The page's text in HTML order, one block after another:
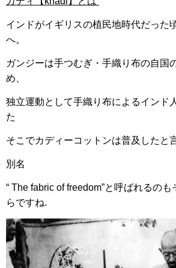
インドがイギリスの植民地時代だった
へ。
ガンジーは手つむぎ・手織り布の自国
め、
独立運動として手織り布によるインド
た
そこでカディーコットンは普及したと
別名
“ The fabric of freedom”と呼ばれるの
らですね.